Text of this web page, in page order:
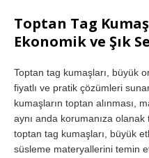
Toptan Tag
Ekonomik ve Şık
Toptan tag kumaşları, büyük
fiyatlı ve pratik çözümleri
kumaşların toptan alınması,
aynı anda korumanıza
toptan tag kumaşları, büyük
süsleme materyallerini temin